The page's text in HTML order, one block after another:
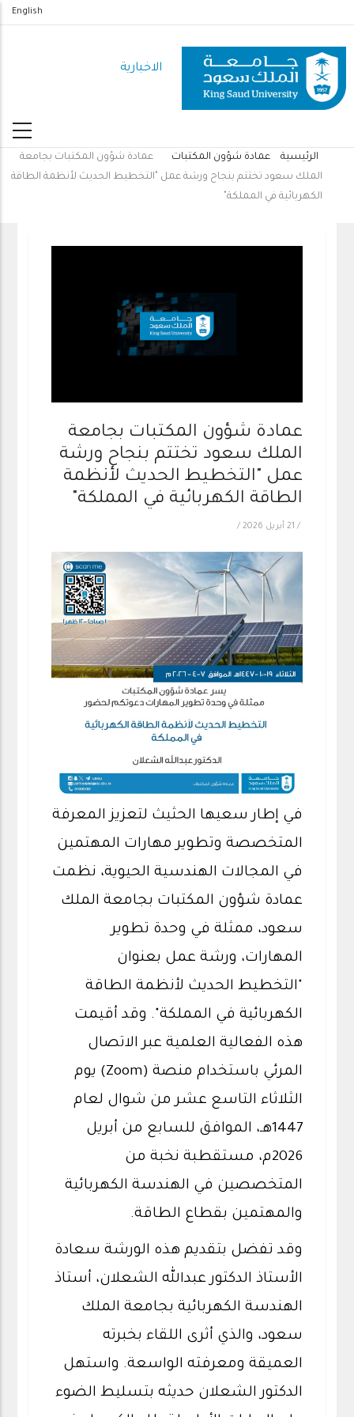
المحتوى
الرئيسي
English
الاخبارية
مسار
التنقل
الرئيسية عمادة شؤون المكتبات
عمادة شؤون المكتبات بجامعة
الملك سعود تختتم بنجاح ورشة عمل "التخطيط الحديث لأنظمة الطاقة
الكهربائية في المملكة"
عمادة شؤون المكتبات بجامعة
الملك سعود تختتم بنجاح ورشة
عمل "التخطيط الحديث لأنظمة
الطاقة الكهربائية في المملكة"
/ 21 أبريل 2026 /
في إطار سعيها الحثيث لتعزيز المعرفة
المتخصصة وتطوير مهارات المهتمين
في المجالات الهندسية الحيوية، نظمت
عمادة شؤون المكتبات بجامعة الملك
سعود، ممثلة في وحدة تطوير
المهارات، ورشة عمل بعنوان
"التخطيط الحديث لأنظمة الطاقة
الكهربائية في المملكة". وقد أقيمت
هذه الفعالية العلمية عبر الاتصال
المرئي باستخدام منصة (Zoom) يوم
الثلاثاء التاسع عشر من شوال لعام
1447هـ، الموافق للسابع من أبريل
2026م، مستقطبة نخبة من
المتخصصين في الهندسة الكهربائية
والمهتمين بقطاع الطاقة.
وقد تفضل بتقديم هذه الورشة سعادة
الأستاذ الدكتور عبدالله الشعلان، أستاذ
الهندسة الكهربائية بجامعة الملك
سعود، والذي أثرى اللقاء بخبرته
العميقة ومعرفته الواسعة. واستهل
الدكتور الشعلان حديثه بتسليط الضوء